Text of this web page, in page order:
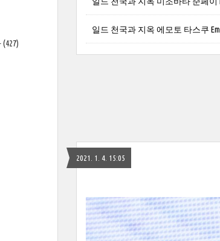
(427)
일드 천국과 지옥 에모토 타스쿠
2021. 1. 4. 15:05